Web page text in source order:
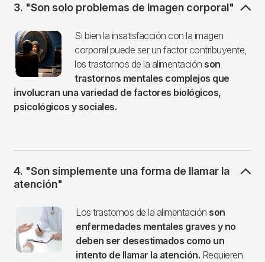
3. "Son solo problemas de imagen corporal"
Imagen
Si bien la insatisfacción con la imagen
corporal puede ser un factor contribuyente,
los trastornos de la alimentación son
trastornos mentales complejos que
involucran una variedad de factores biológicos,
psicológicos y sociales.
4. "Son simplemente una forma de llamar la
atención"
Los trastornos de la alimentación son
enfermedades mentales graves y no
deben ser desestimados como un
intento de llamar la atención. Requieren